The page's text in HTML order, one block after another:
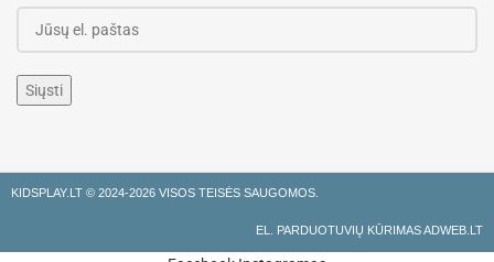
KIDSPLAY.LT © 2024-2026 VISOS TEISĖS SAUGOMOS.
EL. PARDUOTUVIŲ KŪRIMAS ADWEB.LT